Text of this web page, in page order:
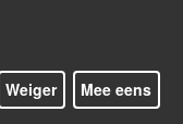
combinatie van
wandeltocht:
Weiger Mee eens